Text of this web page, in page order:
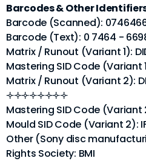
Barcodes & Other
Barcode (Scanned):
Barcode (Text): 0 7464 -
Matrix / Runout (Variant 1):
Mastering SID Code (Variant
Matrix / Runout (Variant 2):
🝊🝊🝊🝊🝊🝊🝊🝊
Mastering SID Code (Variant
Mould SID Code (Variant 2):
Other (Sony disc
Rights Society: BMI